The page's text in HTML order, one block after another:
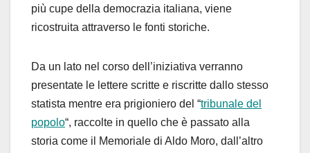
più cupe della democrazia italiana, viene
ricostruita attraverso le fonti storiche.
Da un lato nel corso dell’iniziativa verranno
presentate le lettere scritte e riscritte dallo stesso
statista mentre era prigioniero del “tribunale del
popolo“, raccolte in quello che è passato alla
storia come il Memoriale di Aldo Moro, dall’altro